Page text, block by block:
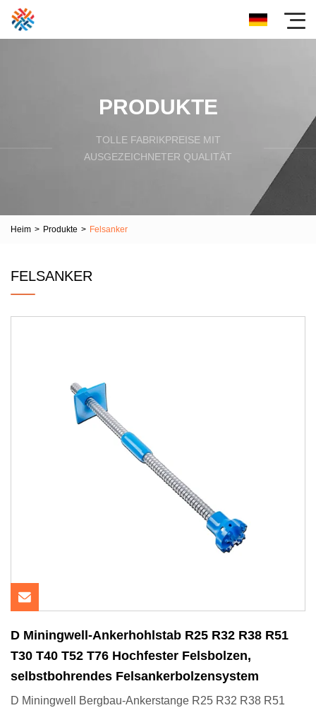
PRODUKTE
TOLLE FABRIKPREISE MIT
AUSGEZEICHNETER QUALITÄT
Heim > Produkte > Felsanker
FELSANKER
D Miningwell-Ankerhohlstab R25 R32 R38 R51
T30 T40 T52 T76 Hochfester Felsbolzen,
selbstbohrendes Felsankerbolzensystem
D Miningwell Bergbau-Ankerstange R25 R32 R38 R51